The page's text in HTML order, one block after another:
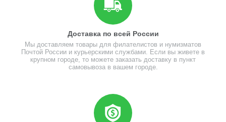
Доставка по всей России
Мы доставляем товары для филателистов и нумизматов
Почтой России и курьерскими службами. Если вы живете в
крупном городе, то можете заказать доставку в пункт
самовывоза в вашем городе.